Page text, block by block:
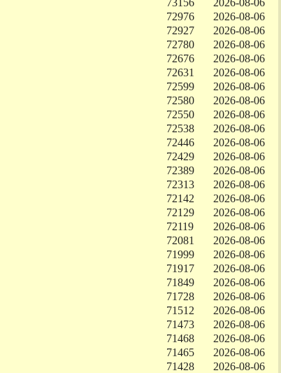
73156
2026-08-06
72976
2026-08-06
72927
2026-08-06
72780
2026-08-06
72676
2026-08-06
72631
2026-08-06
72599
2026-08-06
72580
2026-08-06
72550
2026-08-06
72538
2026-08-06
72446
2026-08-06
72429
2026-08-06
72389
2026-08-06
72313
2026-08-06
72142
2026-08-06
72129
2026-08-06
72119
2026-08-06
72081
2026-08-06
71999
2026-08-06
71917
2026-08-06
71849
2026-08-06
71728
2026-08-06
71512
2026-08-06
71473
2026-08-06
71468
2026-08-06
71465
2026-08-06
71428
2026-08-06